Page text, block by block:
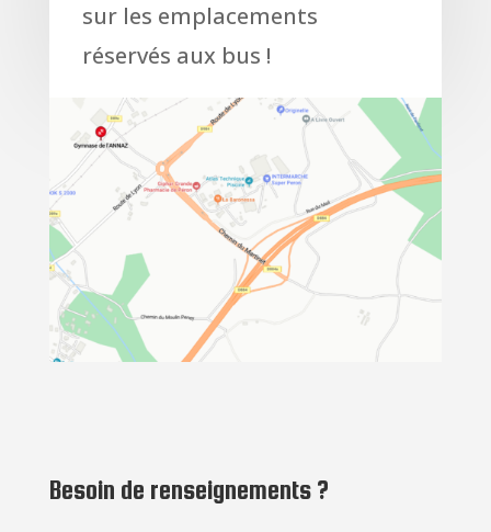
sur les emplacements
réservés aux bus !
Besoin de renseignements ?